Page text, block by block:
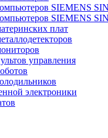
SIEMENS
SIEMENS
плат
управления
электроники